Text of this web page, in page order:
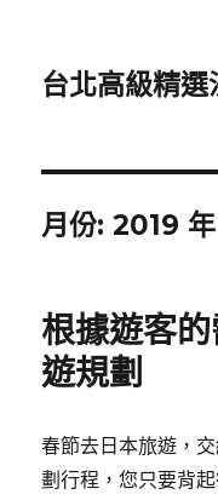
台北高級精
月份:2019 年
根據遊客
遊規劃
春節去日本旅遊，
劃行程，您只要背